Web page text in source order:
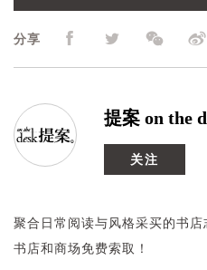
分享
提案 on the
关注
聚合日常阅读与风格采买的书
书店和商场免费索取！